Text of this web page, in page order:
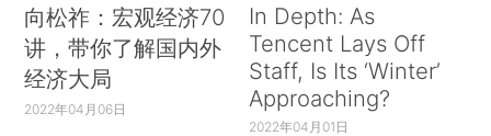
向松祚：宏观经济70
讲，带你了解国内外
经济大局
2022年04月06日
In Depth: As
Tencent Lays Off
Staff, Is Its ‘Winter’
Approaching?
2022年04月01日